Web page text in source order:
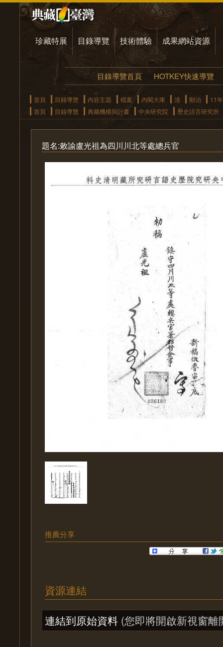
珍藏特展 目錄導覽 技術體驗 成果網站資源
目錄導覽首頁 HOTKEY快速導覽
首頁 目錄導覽 內容主題 檔案 內閣大庫 清 順治
11年
首頁
目錄導覽 典藏機構與計畫 中央研究院 歷史語言研究所
題名:敕諭盧光祖為四川川北等處總兵官
推薦分享
資源連結
連結到原始資料 (您即將開啟新視窗離